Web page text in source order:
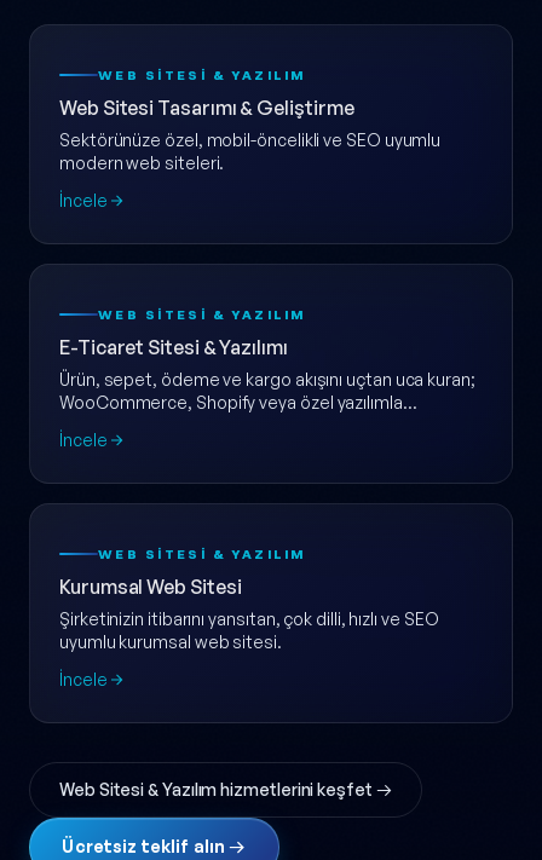
WEB SITESI & YAZILIM
Web Sitesi Tasarımı & Geliştirme
Sektörünüze özel, mobil-öncelikli ve SEO uyumlu
modern web siteleri.
İncele
WEB SITESI & YAZILIM
E-Ticaret Sitesi & Yazılımı
Ürün, sepet, ödeme ve kargo akışını uçtan uca kuran;
WooCommerce, Shopify veya özel yazılımla
ölçeklenebilir e-ticaret web sitesi.
İncele
WEB SITESI & YAZILIM
Kurumsal Web Sitesi
Şirketinizin itibarını yansıtan, çok dilli, hızlı ve SEO
uyumlu kurumsal web sitesi.
İncele
Web Sitesi & Yazılım hizmetlerini keşfet →
Ücretsiz teklif alın →